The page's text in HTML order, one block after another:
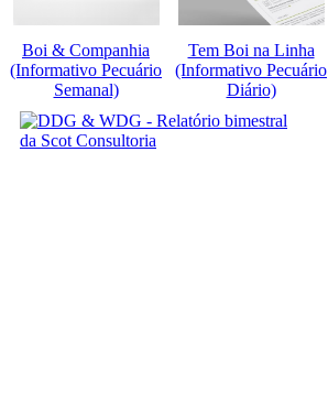
Boi & Companhia
(Informativo Pecuário
Semanal)
Tem Boi na Linha
(Informativo Pecuário
Diário)